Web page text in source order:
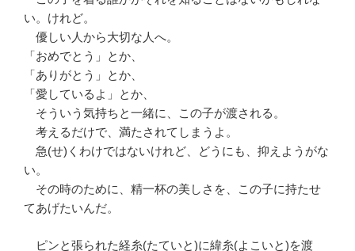
い。けれど。
優しい人から大切な人へ。
「おめでとう」とか、
「ありがとう」とか、
「愛しているよ」とか、
そういう気持ちと一緒に、この子が渡される。
考えるだけで、満たされてしまうよ。
急(せ)くわけではないけれど、どうにも、抑えようがな
い。
その時のために、精一杯の美しさを、この子に持たせ
てあげたいんだ。
ピンと張られた経糸(たていと)に緯糸(よこいと)を渡